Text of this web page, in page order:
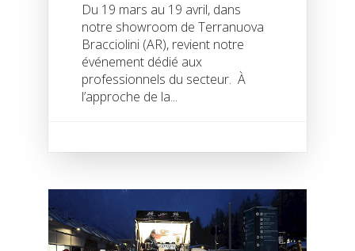
Du 19 mars au 19 avril, dans
notre showroom de Terranuova
Bracciolini (AR), revient notre
événement dédié aux
professionnels du secteur. À
l’approche de la...